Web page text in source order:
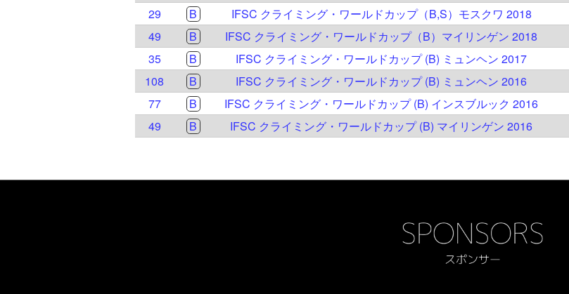
29
B IFSC クライミング・ワールドカップ（B,S）モスクワ 2018
49
B IFSC クライミング・ワールドカップ（B）マイリンゲン 2018
35
B IFSC クライミング・ワールドカップ (B) ミュンヘン 2017
108
B IFSC クライミング・ワールドカップ (B) ミュンヘン 2016
77
B IFSC クライミング・ワールドカップ (B) インスブルック 2016
49
B IFSC クライミング・ワールドカップ (B) マイリンゲン 2016